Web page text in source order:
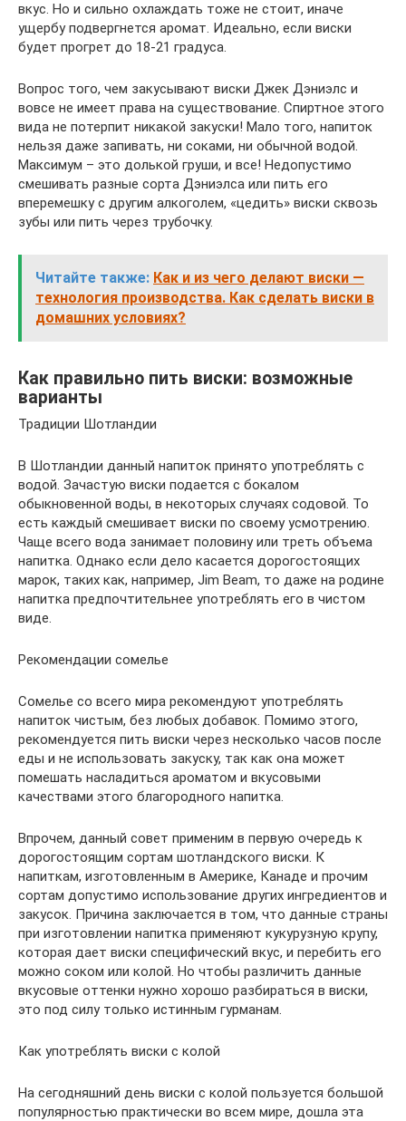
вкус. Но и сильно охлаждать тоже не стоит, иначе
ущербу подвергнется аромат. Идеально, если виски
будет прогрет до 18-21 градуса.
Вопрос того, чем закусывают виски Джек Дэниэлс и
вовсе не имеет права на существование. Спиртное этого
вида не потерпит никакой закуски! Мало того, напиток
нельзя даже запивать, ни соками, ни обычной водой.
Максимум – это долькой груши, и все! Недопустимо
смешивать разные сорта Дэниэлса или пить его
вперемешку с другим алкоголем, «цедить» виски сквозь
зубы или пить через трубочку.
Читайте также: Как и из чего делают виски —
технология производства. Как сделать виски в
домашних условиях?
Как правильно пить виски: возможные
варианты
Традиции Шотландии
В Шотландии данный напиток принято употреблять с
водой. Зачастую виски подается с бокалом
обыкновенной воды, в некоторых случаях содовой. То
есть каждый смешивает виски по своему усмотрению.
Чаще всего вода занимает половину или треть объема
напитка. Однако если дело касается дорогостоящих
марок, таких как, например, Jim Beam, то даже на родине
напитка предпочтительнее употреблять его в чистом
виде.
Рекомендации сомелье
Сомелье со всего мира рекомендуют употреблять
напиток чистым, без любых добавок. Помимо этого,
рекомендуется пить виски через несколько часов после
еды и не использовать закуску, так как она может
помешать насладиться ароматом и вкусовыми
качествами этого благородного напитка.
Впрочем, данный совет применим в первую очередь к
дорогостоящим сортам шотландского виски. К
напиткам, изготовленным в Америке, Канаде и прочим
сортам допустимо использование других ингредиентов и
закусок. Причина заключается в том, что данные страны
при изготовлении напитка применяют кукурузную крупу,
которая дает виски специфический вкус, и перебить его
можно соком или колой. Но чтобы различить данные
вкусовые оттенки нужно хорошо разбираться в виски,
это под силу только истинным гурманам.
Как употреблять виски с колой
На сегодняшний день виски с колой пользуется большой
популярностью практически во всем мире, дошла эта